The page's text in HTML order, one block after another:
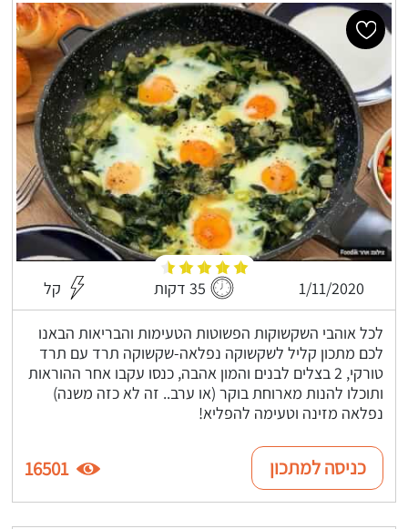
1/11/2020 35 דקות קל
לכל אוהבי השקשוקות הפשוטות הטעימות והבריאות הבאנו
לכם מתכון קליל לשקשוקה נפלאה-שקשוקה תרד עם תרד
טורקי, 2 בצלים לבנים והמון אהבה, כנסו עקבו אחר ההוראות
ותוכלו להנות מארוחת בוקר (או ערב.. זה לא כזה משנה)
נפלאה מזינה וטעימה להפליא!
כניסה למתכון 16501